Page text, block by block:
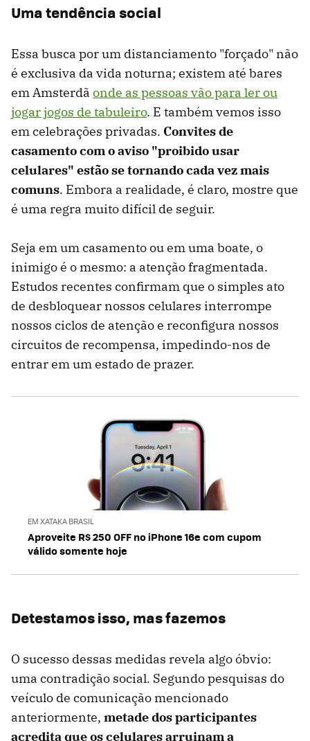
Uma tendência social
Essa busca por um distanciamento "forçado" não
é exclusiva da vida noturna; existem até bares
em Amsterdã onde as pessoas vão para ler ou
jogar jogos de tabuleiro. E também vemos isso
em celebrações privadas. Convites de
casamento com o aviso "proibido usar
celulares" estão se tornando cada vez mais
comuns. Embora a realidade, é claro, mostre que
é uma regra muito difícil de seguir.
Seja em um casamento ou em uma boate, o
inimigo é o mesmo: a atenção fragmentada.
Estudos recentes confirmam que o simples ato
de desbloquear nossos celulares interrompe
nossos ciclos de atenção e reconfigura nossos
circuitos de recompensa, impedindo-nos de
entrar em um estado de prazer.
EM XATAKA BRASIL
Aproveite R$ 250 OFF no iPhone 16e com cupom
válido somente hoje
Detestamos isso, mas fazemos
O sucesso dessas medidas revela algo óbvio:
uma contradição social. Segundo pesquisas do
veículo de comunicação mencionado
anteriormente, metade dos participantes
acredita que os celulares arruinam a